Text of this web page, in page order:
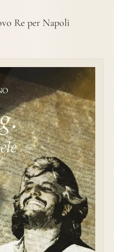
Re per Napoli